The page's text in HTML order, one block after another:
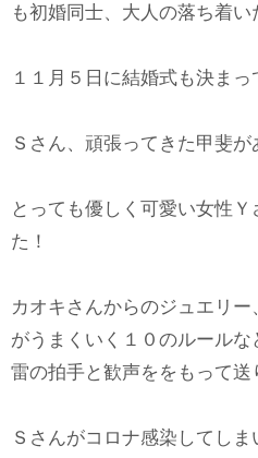
も初婚同士、大人の落ち着い
１１月５日に結婚式も決まっ
Ｓさん、頑張ってきた甲斐が
とっても優しく可愛い女性
た！
カオキさんからのジュエリ
がうまくいく１０のルール
雷の拍手と歓声ををもって送
Ｓさんがコロナ感染してし